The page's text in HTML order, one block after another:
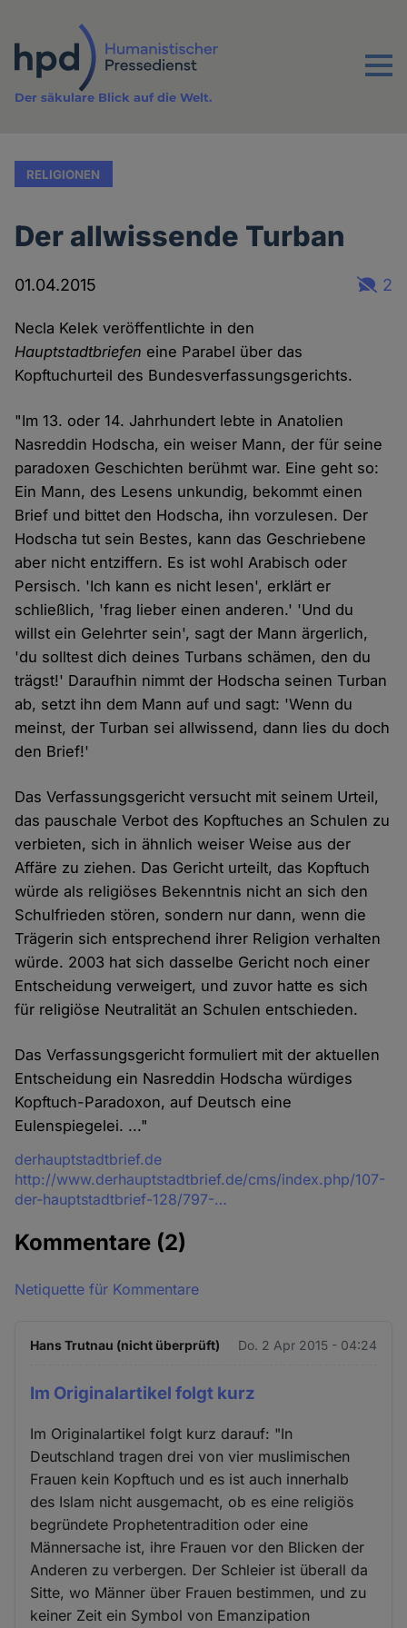
Inhalt
Menu
Der säkulare Blick auf die Welt.
RELIGIONEN
Der allwissende Turban
01.04.2015 2
Necla Kelek veröffentlichte in den
Hauptstadtbriefen eine Parabel über das
Kopftuchurteil des Bundesverfassungsgerichts.
"Im 13. oder 14. Jahrhundert lebte in Anatolien
Nasreddin Hodscha, ein weiser Mann, der für seine
paradoxen Geschichten berühmt war. Eine geht so:
Ein Mann, des Lesens unkundig, bekommt einen
Brief und bittet den Hodscha, ihn vorzulesen. Der
Hodscha tut sein Bestes, kann das Geschriebene
aber nicht entziffern. Es ist wohl Arabisch oder
Persisch. 'Ich kann es nicht lesen', erklärt er
schließlich, 'frag lieber einen anderen.' 'Und du
willst ein Gelehrter sein', sagt der Mann ärgerlich,
'du solltest dich deines Turbans schämen, den du
trägst!' Daraufhin nimmt der Hodscha seinen Turban
ab, setzt ihn dem Mann auf und sagt: 'Wenn du
meinst, der Turban sei allwissend, dann lies du doch
den Brief!'
Das Verfassungsgericht versucht mit seinem Urteil,
das pauschale Verbot des Kopftuches an Schulen zu
verbieten, sich in ähnlich weiser Weise aus der
Affäre zu ziehen. Das Gericht urteilt, das Kopftuch
würde als religiöses Bekenntnis nicht an sich den
Schulfrieden stören, sondern nur dann, wenn die
Trägerin sich entsprechend ihrer Religion verhalten
würde. 2003 hat sich dasselbe Gericht noch einer
Entscheidung verweigert, und zuvor hatte es sich
für religiöse Neutralität an Schulen entschieden.
Das Verfassungsgericht formuliert mit der aktuellen
Entscheidung ein Nasreddin Hodscha würdiges
Kopftuch-Paradoxon, auf Deutsch eine
Eulenspiegelei. ..."
Quelle
derhauptstadtbrief.de
http://www.derhauptstadtbrief.de/cms/index.php/107-
der-hauptstadtbrief-128/797-…
Kommentare (2)
Netiquette für Kommentare
Hans Trutnau (nicht überprüft) Do. 2 Apr 2015 - 04:24
Im Originalartikel folgt kurz
Im Originalartikel folgt kurz darauf: "In
Deutschland tragen drei von vier muslimischen
Frauen kein Kopftuch und es ist auch innerhalb
des Islam nicht ausgemacht, ob es eine religiös
begründete Prophetentradition oder eine
Männersache ist, ihre Frauen vor den Blicken der
Anderen zu verbergen. Der Schleier ist überall da
Sitte, wo Männer über Frauen bestimmen, und zu
keiner Zeit ein Symbol von Emanzipation